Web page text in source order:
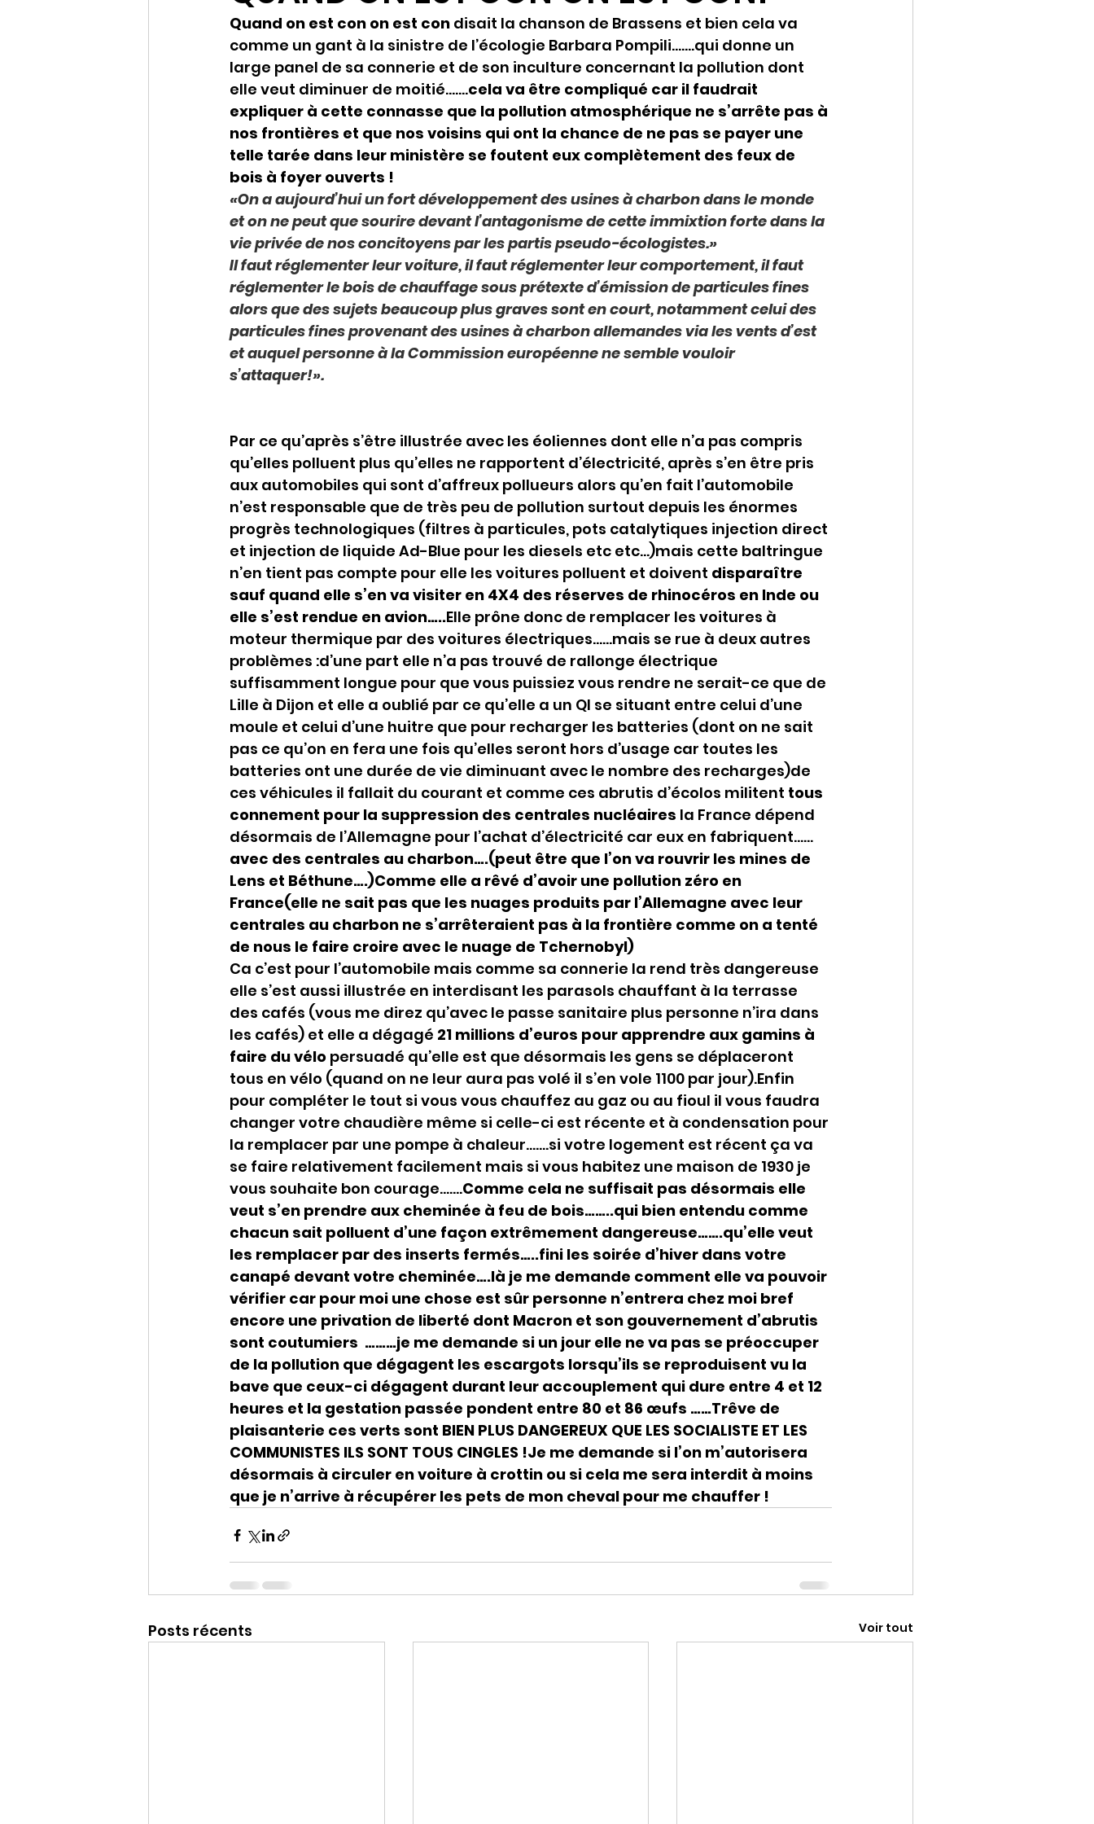
Quand on est con on est con disait la chanson de Brassens et bien cela va
comme un gant à la sinistre de l’écologie Barbara Pompili…….qui donne un
large panel de sa connerie et de son inculture concernant la pollution dont
elle veut diminuer de moitié…….cela va être compliqué car il faudrait
expliquer à cette connasse que la pollution atmosphérique ne s’arrête pas à
nos frontières et que nos voisins qui ont la chance de ne pas se payer une
telle tarée dans leur ministère se foutent eux complètement des feux de
bois à foyer ouverts !
«On a aujourd’hui un fort développement des usines à charbon dans le monde
et on ne peut que sourire devant l’antagonisme de cette immixtion forte dans la
vie privée de nos concitoyens par les partis pseudo-écologistes.»
Il faut réglementer leur voiture, il faut réglementer leur comportement, il faut
réglementer le bois de chauffage sous prétexte d’émission de particules fines
alors que des sujets beaucoup plus graves sont en court, notamment celui des
particules fines provenant des usines à charbon allemandes via les vents d’est
et auquel personne à la Commission européenne ne semble vouloir
s’attaquer!».
Par ce qu’après s’être illustrée avec les éoliennes dont elle n’a pas compris
qu’elles polluent plus qu’elles ne rapportent d’électricité, après s’en être pris
aux automobiles qui sont d’affreux pollueurs alors qu’en fait l’automobile
n’est responsable que de très peu de pollution surtout depuis les énormes
progrès technologiques (filtres à particules, pots catalytiques injection direct
et injection de liquide Ad-Blue pour les diesels etc etc…)mais cette baltringue
n’en tient pas compte pour elle les voitures polluent et doivent disparaître
sauf quand elle s’en va visiter en 4X4 des réserves de rhinocéros en Inde ou
elle s’est rendue en avion…..Elle prône donc de remplacer les voitures à
moteur thermique par des voitures électriques……mais se rue à deux autres
problèmes :d’une part elle n’a pas trouvé de rallonge électrique
suffisamment longue pour que vous puissiez vous rendre ne serait-ce que de
Lille à Dijon et elle a oublié par ce qu’elle a un QI se situant entre celui d’une
moule et celui d’une huitre que pour recharger les batteries (dont on ne sait
pas ce qu’on en fera une fois qu’elles seront hors d’usage car toutes les
batteries ont une durée de vie diminuant avec le nombre des recharges)de
ces véhicules il fallait du courant et comme ces abrutis d’écolos militent tous
connement pour la suppression des centrales nucléaires la France dépend
désormais de l’Allemagne pour l’achat d’électricité car eux en fabriquent……
avec des centrales au charbon….(peut être que l’on va rouvrir les mines de
Lens et Béthune….)Comme elle a rêvé d’avoir une pollution zéro en
France(elle ne sait pas que les nuages produits par l’Allemagne avec leur
centrales au charbon ne s’arrêteraient pas à la frontière comme on a tenté
de nous le faire croire avec le nuage de Tchernobyl)
Ca c’est pour l’automobile mais comme sa connerie la rend très dangereuse
elle s’est aussi illustrée en interdisant les parasols chauffant à la terrasse
des cafés (vous me direz qu’avec le passe sanitaire plus personne n’ira dans
les cafés) et elle a dégagé 21 millions d’euros pour apprendre aux gamins à
faire du vélo persuadé qu’elle est que désormais les gens se déplaceront
tous en vélo (quand on ne leur aura pas volé il s’en vole 1100 par jour).Enfin
pour compléter le tout si vous vous chauffez au gaz ou au fioul il vous faudra
changer votre chaudière même si celle-ci est récente et à condensation pour
la remplacer par une pompe à chaleur…….si votre logement est récent ça va
se faire relativement facilement mais si vous habitez une maison de 1930 je
vous souhaite bon courage…….Comme cela ne suffisait pas désormais elle
veut s’en prendre aux cheminée à feu de bois……..qui bien entendu comme
chacun sait polluent d’une façon extrêmement dangereuse…….qu’elle veut
les remplacer par des inserts fermés…..fini les soirée d’hiver dans votre
canapé devant votre cheminée….là je me demande comment elle va pouvoir
vérifier car pour moi une chose est sûr personne n’entrera chez moi bref
encore une privation de liberté dont Macron et son gouvernement d’abrutis
sont coutumiers  ………je me demande si un jour elle ne va pas se préoccuper
de la pollution que dégagent les escargots lorsqu’ils se reproduisent vu la
bave que ceux-ci dégagent durant leur accouplement qui dure entre 4 et 12
heures et la gestation passée pondent entre 80 et 86 œufs ……Trêve de
plaisanterie ces verts sont BIEN PLUS DANGEREUX QUE LES SOCIALISTE ET LES
COMMUNISTES ILS SONT TOUS CINGLES !Je me demande si l’on m’autorisera
désormais à circuler en voiture à crottin ou si cela me sera interdit à moins
que je n’arrive à récupérer les pets de mon cheval pour me chauffer !
Posts récents Voir tout